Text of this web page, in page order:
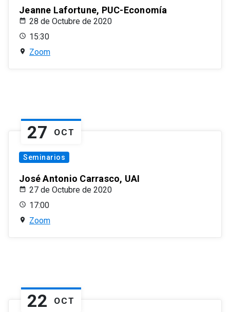
Jeanne Lafortune, PUC-Economía
28 de Octubre de 2020
15:30
Zoom
27 OCT
Seminarios
José Antonio Carrasco, UAI
27 de Octubre de 2020
17:00
Zoom
22 OCT